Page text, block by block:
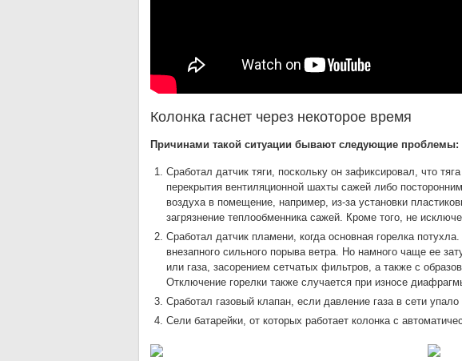
Колонка гаснет через некоторое время
Причинами такой ситуации бывают следующие проблемы:
Сработал датчик тяги, поскольку он зафиксировал, что
перекрытия вентиляционной шахты сажей либо
воздуха в помещение, например, из-за установки
загрязнение теплообменника сажей. Кроме того, не
Сработал датчик пламени, когда основная горелка
внезапного сильного порыва ветра. Но намного чаще ее
или газа, засорением сетчатых фильтров, а также с
Отключение горелки также случается при износе
Сработал газовый клапан, если давление газа в сети
Сели батарейки, от которых работает колонка с